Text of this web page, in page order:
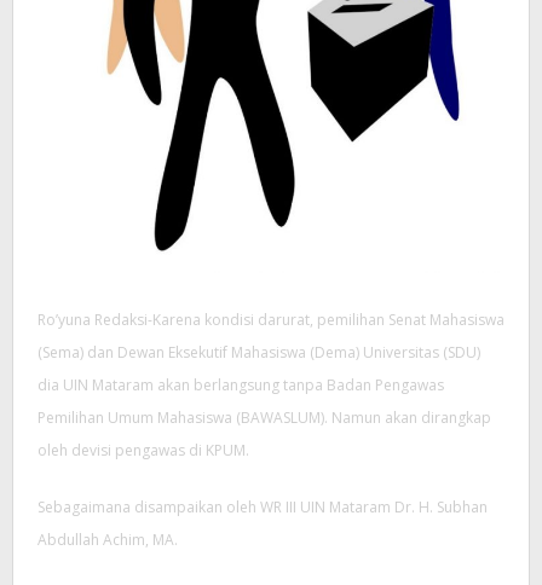
Ro’yuna Redaksi-Karena kondisi darurat, pemilihan Senat Mahasiswa
(Sema) dan Dewan Eksekutif Mahasiswa (Dema) Universitas (SDU)
dia UIN Mataram akan berlangsung tanpa Badan Pengawas
Pemilihan Umum Mahasiswa (BAWASLUM). Namun akan dirangkap
oleh devisi pengawas di KPUM.
Sebagaimana disampaikan oleh WR III UIN Mataram Dr. H. Subhan
Abdullah Achim, MA.